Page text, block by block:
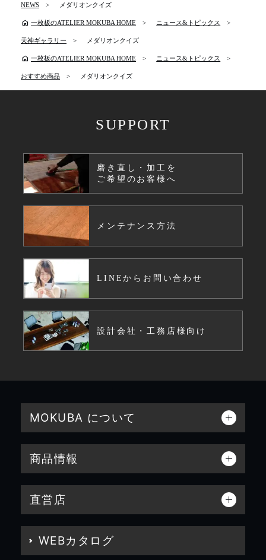
NEWS メダリオンクイズ
home 一枚板のATELIER MOKUBA HOME ニュース&トピックス
天神ギャラリー メダリオンクイズ
home 一枚板のATELIER MOKUBA HOME ニュース&トピックス
おすすめ商品 メダリオンクイズ
SUPPORT
磨き直し・加工を
ご希望のお客様へ
メンテナンス方法
LINEからお問い合わせ
設計会社・工務店様向け
MOKUBA について
商品情報
直営店
WEBカタログ